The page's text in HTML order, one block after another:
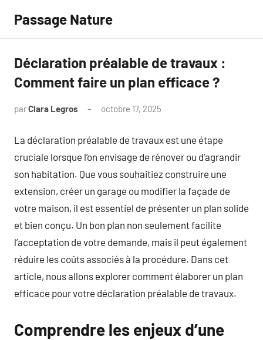
contenu
Passage Nature
Déclaration préalable de travaux :
Comment faire un plan efficace ?
parClara Legros octobre 17, 2025
La déclaration préalable de travaux est une étape
cruciale lorsque l’on envisage de rénover ou d’agrandir
son habitation. Que vous souhaitiez construire une
extension, créer un garage ou modifier la façade de
votre maison, il est essentiel de présenter un plan solide
et bien conçu. Un bon plan non seulement facilite
l’acceptation de votre demande, mais il peut également
réduire les coûts associés à la procédure. Dans cet
article, nous allons explorer comment élaborer un plan
efficace pour votre déclaration préalable de travaux.
Comprendre les enjeux d’une